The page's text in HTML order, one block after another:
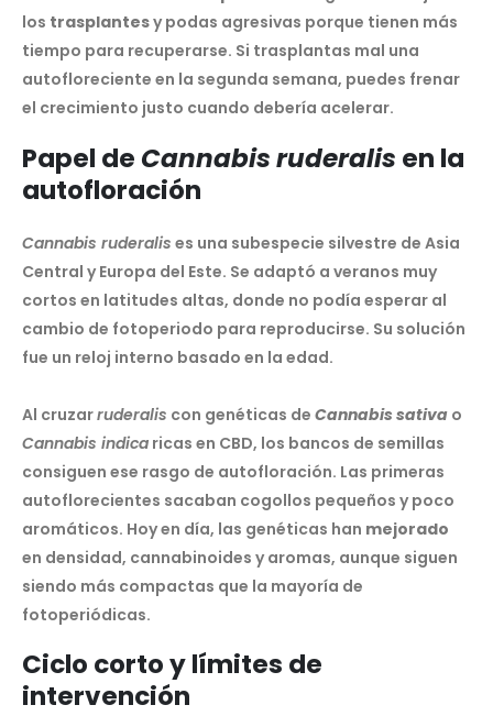
los trasplantesy podas agresivas porque tienen más
tiempo para recuperarse. Si trasplantas mal una
autofloreciente en la segunda semana, puedes frenar
el crecimiento justo cuando debería acelerar.
Papel de Cannabis ruderalis en la
autofloración
Cannabis ruderalis es una subespecie silvestre de Asia
Central y Europa del Este. Se adaptó a veranos muy
cortos en latitudes altas, donde no podía esperar al
cambio de fotoperiodo para reproducirse. Su solución
fue un reloj interno basado en la edad.
Al cruzarruderalis con genéticas de Cannabis sativa o
Cannabis indica ricas en CBD, los bancos de semillas
consiguen ese rasgo de autofloración. Las primeras
autoflorecientes sacaban cogollos pequeños y poco
aromáticos. Hoy en día, las genéticas han mejorado
en densidad, cannabinoides y aromas, aunque siguen
siendo más compactas que la mayoría de
fotoperiódicas.
Ciclo corto y límites de
intervención